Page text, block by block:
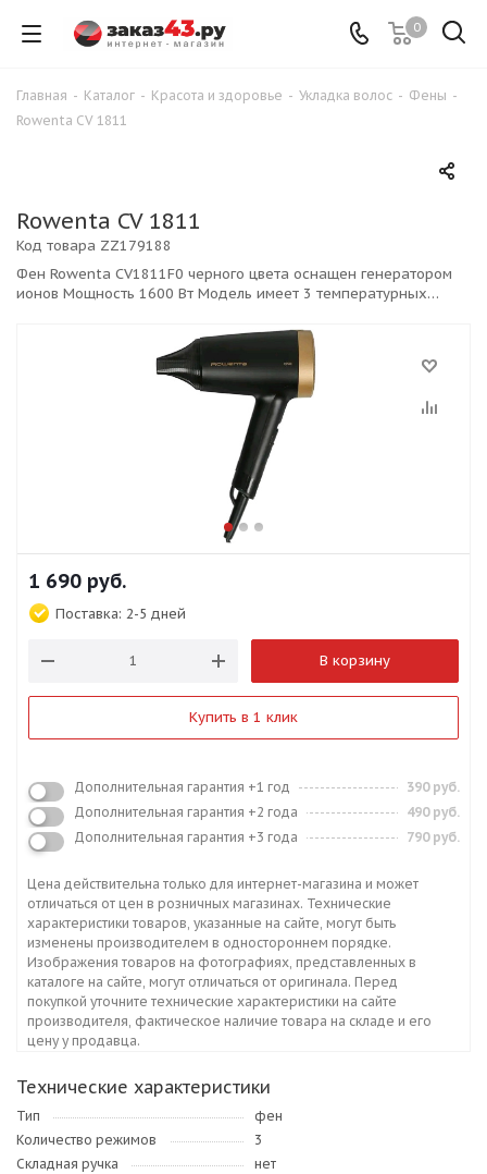
0
Главная - Каталог - Красота и здоровье - Укладка волос - Фены -
Rowenta CV 1811
Rowenta CV 1811
Фен Rowenta CV1811F0 черного цвета оснащен генератором
ионов Мощность 1600 Вт Модель имеет 3 температурных
шнура – 1.8 м.Защита от перегрева,Ионизаци
Код товара ZZ179188
1 690 руб.
Поставка: 2-5 дней
В корзину
Купить в 1 клик
Дополнительная гарантия +1 год
390 руб.
Дополнительная гарантия +2 года
490 руб.
Дополнительная гарантия +3 года
790 руб.
Цена действительна только для интернет-магазина и может
отличаться от цен в розничных магазинах. Технические
характеристики товаров, указанные на сайте, могут быть
изменены производителем в одностороннем порядке.
Изображения товаров на фотографиях, представленных в
каталоге на сайте, могут отличаться от оригинала. Перед
покупкой уточните технические характеристики на сайте
производителя, фактическое наличие товара на складе и его
цену у продавца.
Технические характеристики
Тип
фен
Количество режимов
3
Складная ручка
нет